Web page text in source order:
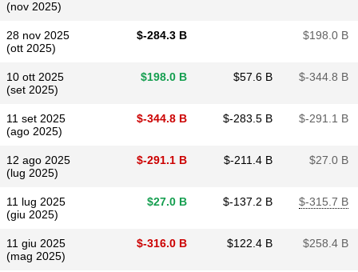
(nov 2025)
28 nov 2025
(ott 2025)
$​-284.3 B $​198.0 B
10 ott 2025
(set 2025)
$​198.0 B $​57.6 B $​-344.8 B
11 set 2025
(ago 2025)
$​-344.8 B $​-283.5 B $​-291.1 B
12 ago 2025
(lug 2025)
$​-291.1 B $​-211.4 B $​27.0 B
11 lug 2025
(giu 2025)
$​27.0 B $​-137.2 B $​-315.7 B
11 giu 2025
(mag 2025)
$​-316.0 B $​122.4 B $​258.4 B